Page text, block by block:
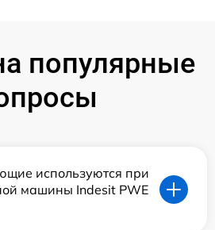
популярные
используются при
машины Indesit PWE